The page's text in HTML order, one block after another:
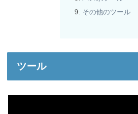
その他のツール
ツール